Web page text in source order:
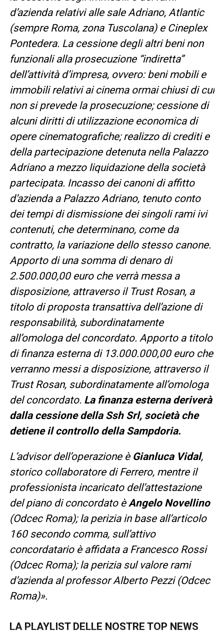
d’azienda relativi alle sale Adriano, Atlantic
(sempre Roma, zona Tuscolana) e Cineplex
Pontedera. La cessione degli altri beni non
funzionali alla prosecuzione “indiretta”
dell’attività d’impresa, ovvero: beni mobili e
immobili relativi ai cinema ormai chiusi di cui
non si prevede la prosecuzione; cessione di
alcuni diritti di utilizzazione economica di
opere cinematografiche; realizzo di crediti e
della partecipazione detenuta nella Palazzo
Adriano a mezzo liquidazione della società
partecipata. Incasso dei canoni di affitto
d’azienda a Palazzo Adriano, tenuto conto
dei tempi di dismissione dei singoli rami ivi
contenuti, che determinano, come da
contratto, la variazione dello stesso canone.
Apporto di una somma di denaro di
2.500.000,00 euro che verrà messa a
disposizione, attraverso il Trust Rosan, a
titolo di proposta transattiva dell’azione di
responsabilità, subordinatamente
all’omologa del concordato. Apporto a titolo
di finanza esterna di 13.000.000,00 euro che
verranno messi a disposizione, attraverso il
Trust Rosan, subordinatamente all’omologa
del concordato. La finanza esterna deriverà
dalla cessione della Ssh Srl, società che
detiene il controllo della Sampdoria.
L’advisor dell’operazione è Gianluca Vidal,
storico collaboratore di Ferrero, mentre il
professionista incaricato dell’attestazione
del piano di concordato è Angelo Novellino
(Odcec Roma); la perizia in base all’articolo
160 secondo comma, sull’attivo
concordatario è affidata a Francesco Rossi
(Odcec Roma); la perizia sul valore rami
d’azienda al professor Alberto Pezzi (Odcec
Roma)».
LA PLAYLIST DELLE NOSTRE TOP NEWS